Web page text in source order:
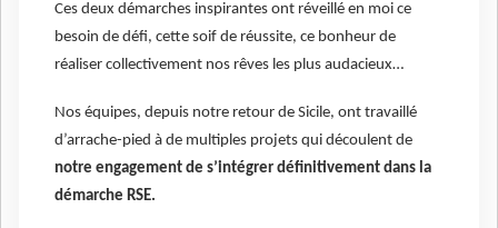
Ces deux démarches inspirantes ont réveillé en moi ce
besoin de défi, cette soif de réussite, ce bonheur de
réaliser collectivement nos rêves les plus audacieux…
Nos équipes, depuis notre retour de Sicile, ont travaillé
d’arrache-pied à de multiples projets qui découlent de
notre engagement de s’intégrer définitivement dans la
démarche RSE.